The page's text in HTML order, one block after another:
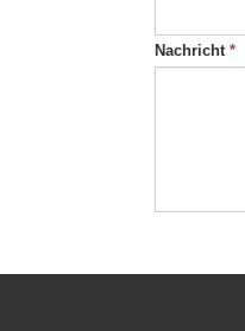
Nachricht *